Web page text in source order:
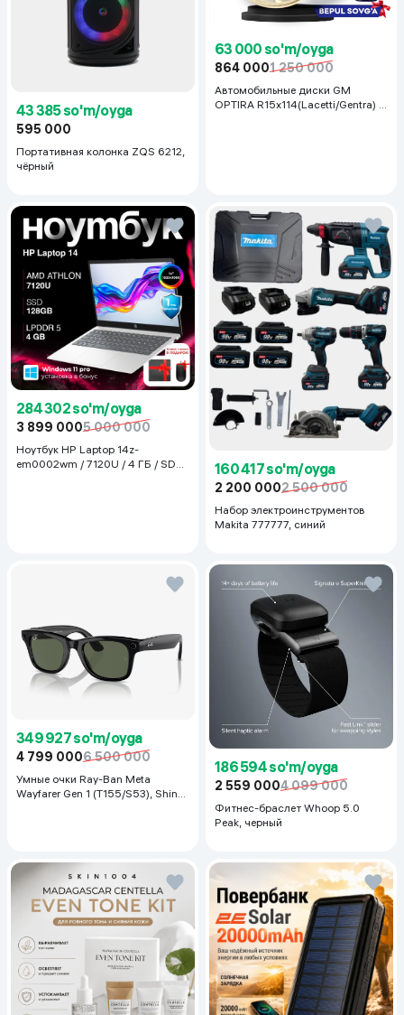
43 385 so'm/oyga
595 000
Портативная колонка ZQS 6212,
чёрный
63 000 so'm/oyga
864 0001 250 000
Автомобильные диски GM
OPTIRA R15x114(Lacetti/Gentra) 1
284 302 so'm/oyga
3 899 0005 000 000
Ноутбук HP Laptop 14z-
em0002wm / 7120U / 4 ГБ / SDD
160 417 so'm/oyga
2 200 0002 500 000
Набор электроинструментов
Makita 777777, синий
349 927 so'm/oyga
4 799 0006 500 000
Умные очки Ray-Ban Meta
Wayfarer Gen 1 (T155/S53), Shiny
186 594 so'm/oyga
2 559 0004 099 000
Фитнес-браслет Whoop 5.0
Peak, черный